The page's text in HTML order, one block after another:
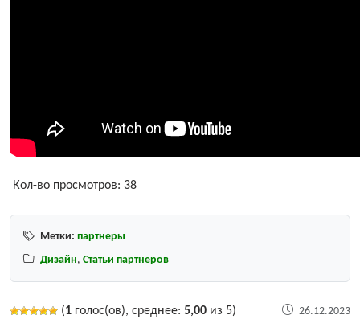
Кол-во просмотров: 38
Метки: партнеры
Дизайн, Статьи партнеров
(1 голос(ов), среднее: 5,00 из 5) 26.12.2023